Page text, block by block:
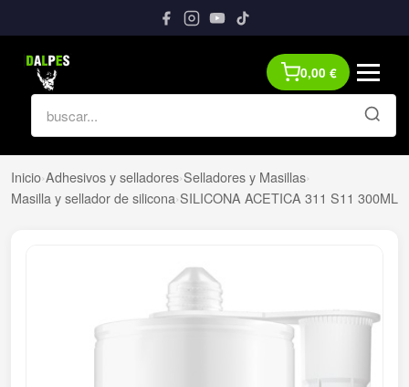
0,00 €
Inicio›Adhesivos y selladores›Selladores y Masillas›
Masilla y sellador de silicona›SILICONA ACETICA 311 S11 300ML